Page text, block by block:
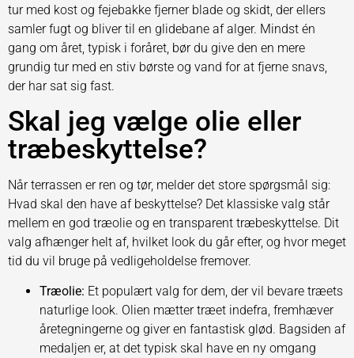
tur med kost og fejebakke fjerner blade og skidt, der ellers
samler fugt og bliver til en glidebane af alger. Mindst én
gang om året, typisk i foråret, bør du give den en mere
grundig tur med en stiv børste og vand for at fjerne snavs,
der har sat sig fast.
Skal jeg vælge olie eller
træbeskyttelse?
Når terrassen er ren og tør, melder det store spørgsmål sig:
Hvad skal den have af beskyttelse? Det klassiske valg står
mellem en god træolie og en transparent træbeskyttelse. Dit
valg afhænger helt af, hvilket look du går efter, og hvor meget
tid du vil bruge på vedligeholdelse fremover.
Træolie: Et populært valg for dem, der vil bevare træets
naturlige look. Olien mætter træet indefra, fremhæver
åretegningerne og giver en fantastisk glød. Bagsiden af
medaljen er, at det typisk skal have en ny omgang